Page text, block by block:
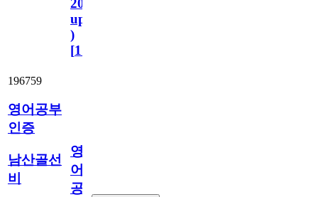
2023.11.1
update
)
[110
196759
영어공부
인증
남산골선
비
영
어
공